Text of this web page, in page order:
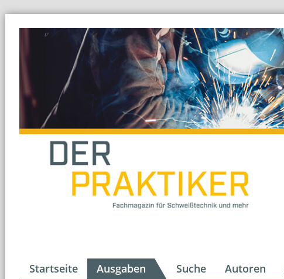
Startseite Ausgaben Suche Autoren